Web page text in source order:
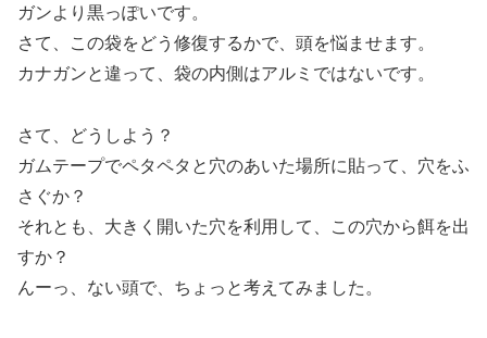
ガンより黒っぽいです。
さて、この袋をどう修復するかで、頭を悩ませます。
カナガンと違って、袋の内側はアルミではないです。
さて、どうしよう？
ガムテープでペタペタと穴のあいた場所に貼って、穴をふ
さぐか？
それとも、大きく開いた穴を利用して、この穴から餌を出
すか？
んーっ、ない頭で、ちょっと考えてみました。